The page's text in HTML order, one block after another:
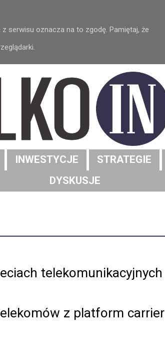
serwisu oznacza na to zgodę. Pamiętaj, że
INWESTYCJE STRATEGIE
DYSKUSJE
telekomunikacyjnych
z platform carrier